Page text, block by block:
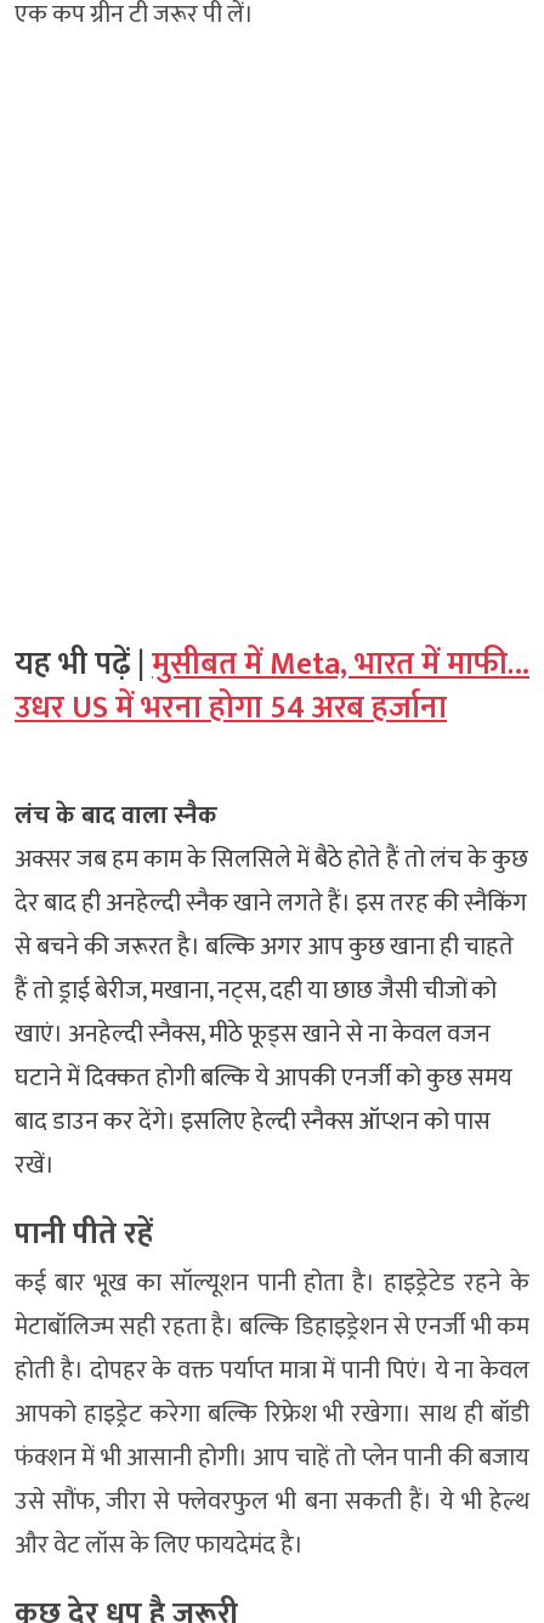
एक कप ग्रीन टी जरूर पी लें।
यह भी पढ़ें |मुसीबत में Meta, भारत में माफी…
उधर US में भरना होगा 54 अरब हर्जाना
लंच के बाद वाला स्नैक
अक्सर जब हम काम के सिलसिले में बैठे होते हैं तो लंच के कुछ
देर बाद ही अनहेल्दी स्नैक खाने लगते हैं। इस तरह की स्नैकिंग
से बचने की जरूरत है। बल्कि अगर आप कुछ खाना ही चाहते
हैं तो ड्राई बेरीज, मखाना, नट्स, दही या छाछ जैसी चीजों को
खाएं। अनहेल्दी स्नैक्स, मीठे फूड्स खाने से ना केवल वजन
घटाने में दिक्कत होगी बल्कि ये आपकी एनर्जी को कुछ समय
बाद डाउन कर देंगे। इसलिए हेल्दी स्नैक्स ऑप्शन को पास
रखें।
पानी पीते रहें
कई बार भूख का सॉल्यूशन पानी होता है। हाइड्रेटेड रहने के
मेटाबॉलिज्म सही रहता है। बल्कि डिहाइड्रेशन से एनर्जी भी कम
होती है। दोपहर के वक्त पर्याप्त मात्रा में पानी पिएं। ये ना केवल
आपको हाइड्रेट करेगा बल्कि रिफ्रेश भी रखेगा। साथ ही बॉडी
फंक्शन में भी आसानी होगी। आप चाहें तो प्लेन पानी की बजाय
उसे सौंफ, जीरा से फ्लेवरफुल भी बना सकती हैं। ये भी हेल्थ
और वेट लॉस के लिए फायदेमंद है।